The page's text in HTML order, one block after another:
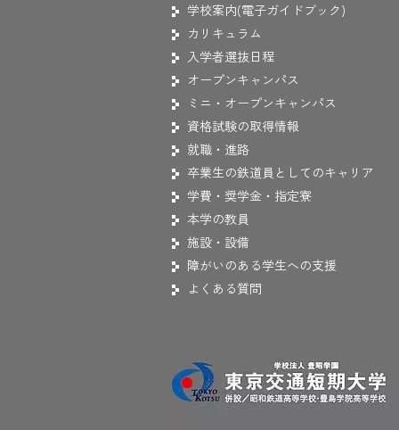
学校案内(電子ガイドブック)
カリキュラム
入学者選抜日程
オープンキャンパス
ミニ・オープンキャンパス
資格試験の取得情報
就職・進路
卒業生の鉄道員としてのキャリア
学費・奨学金・指定寮
本学の教員
施設・設備
障がいのある学生への支援
よくある質問